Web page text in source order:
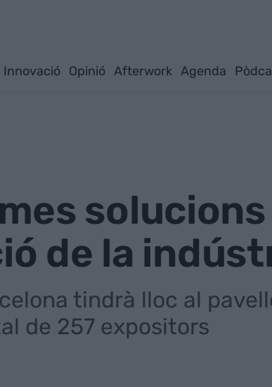
Innovació Opinió Afterwork Agenda
de la
tindrà lloc al
de 257 expositors